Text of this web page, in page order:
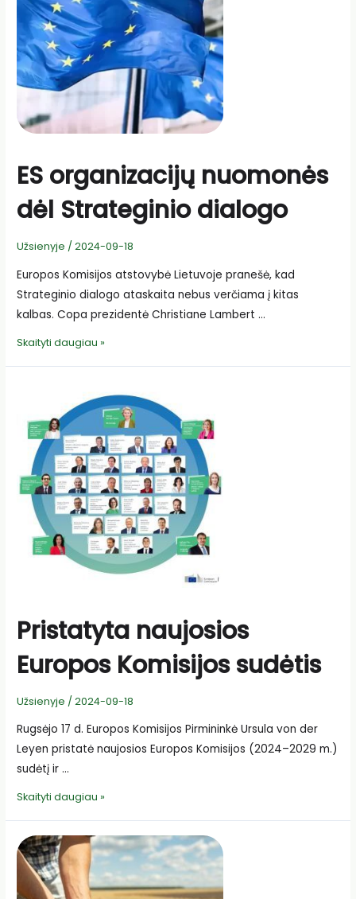
ES organizacijų nuomonės
dėl Strateginio dialogo
Užsienyje /2024-09-18
Europos Komisijos atstovybė Lietuvoje pranešė, kad
Strateginio dialogo ataskaita nebus verčiama į kitas
kalbas. Copa prezidentė Christiane Lambert …
ES
Strateginio
dialogo
Skaityti daugiau »
Pristatyta naujosios
Europos Komisijos sudėtis
Užsienyje /2024-09-18
Rugsėjo 17 d. Europos Komisijos Pirmininkė Ursula von der
Leyen pristatė naujosios Europos Komisijos (2024–2029 m.)
sudėtį ir …
Pristatyta
Europos
Komisijos
sudėtis
Skaityti daugiau »